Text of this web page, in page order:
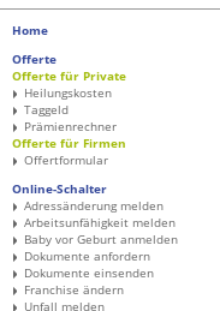
Home
Offerte
Offerte für Private
Heilungskosten
Taggeld
Prämienrechner
Offerte für Firmen
Offertformular
Online-Schalter
Adressänderung melden
Arbeitsunfähigkeit melden
Baby vor Geburt anmelden
Dokumente anfordern
Dokumente einsenden
Franchise ändern
Unfall melden